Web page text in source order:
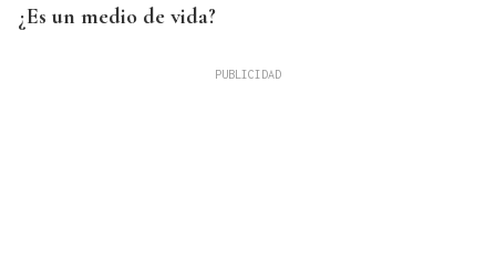
¿Es un medio de vida?